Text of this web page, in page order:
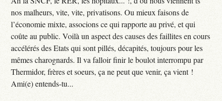
nos malheurs, vite, vite, privatisons. Ou mieux faisons de
l’économie mixte, associons ce qui rapporte au privé, et qui
coûte au public. Voilà un aspect des causes des faillites en cours
accélérés des Etats qui sont pillés, décapités, toujours pour les
mêmes charognards. Il va falloir finir le boulot interrompu par
Thermidor, frères et soeurs, ça ne peut que venir, ça vient !
Ami(e) entends-tu...